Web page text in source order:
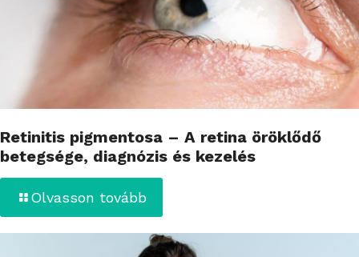
Retinitis pigmentosa – A retina öröklődő
betegsége, diagnózis és kezelés
Olvasson tovább